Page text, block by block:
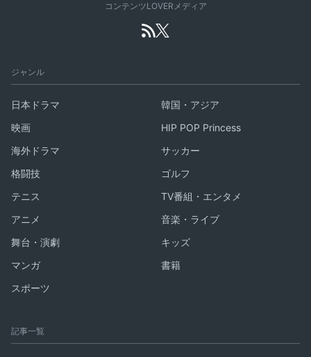
コンテンツLOVERメディア
ジャンル
日本ドラマ
韓国・アジア
映画
HIP POP Princess
海外ドラマ
サッカー
格闘技
ゴルフ
テニス
TV番組・エンタメ
アニメ
音楽・ライブ
舞台・演劇
キッズ
マンガ
書籍
スポーツ
記事一覧